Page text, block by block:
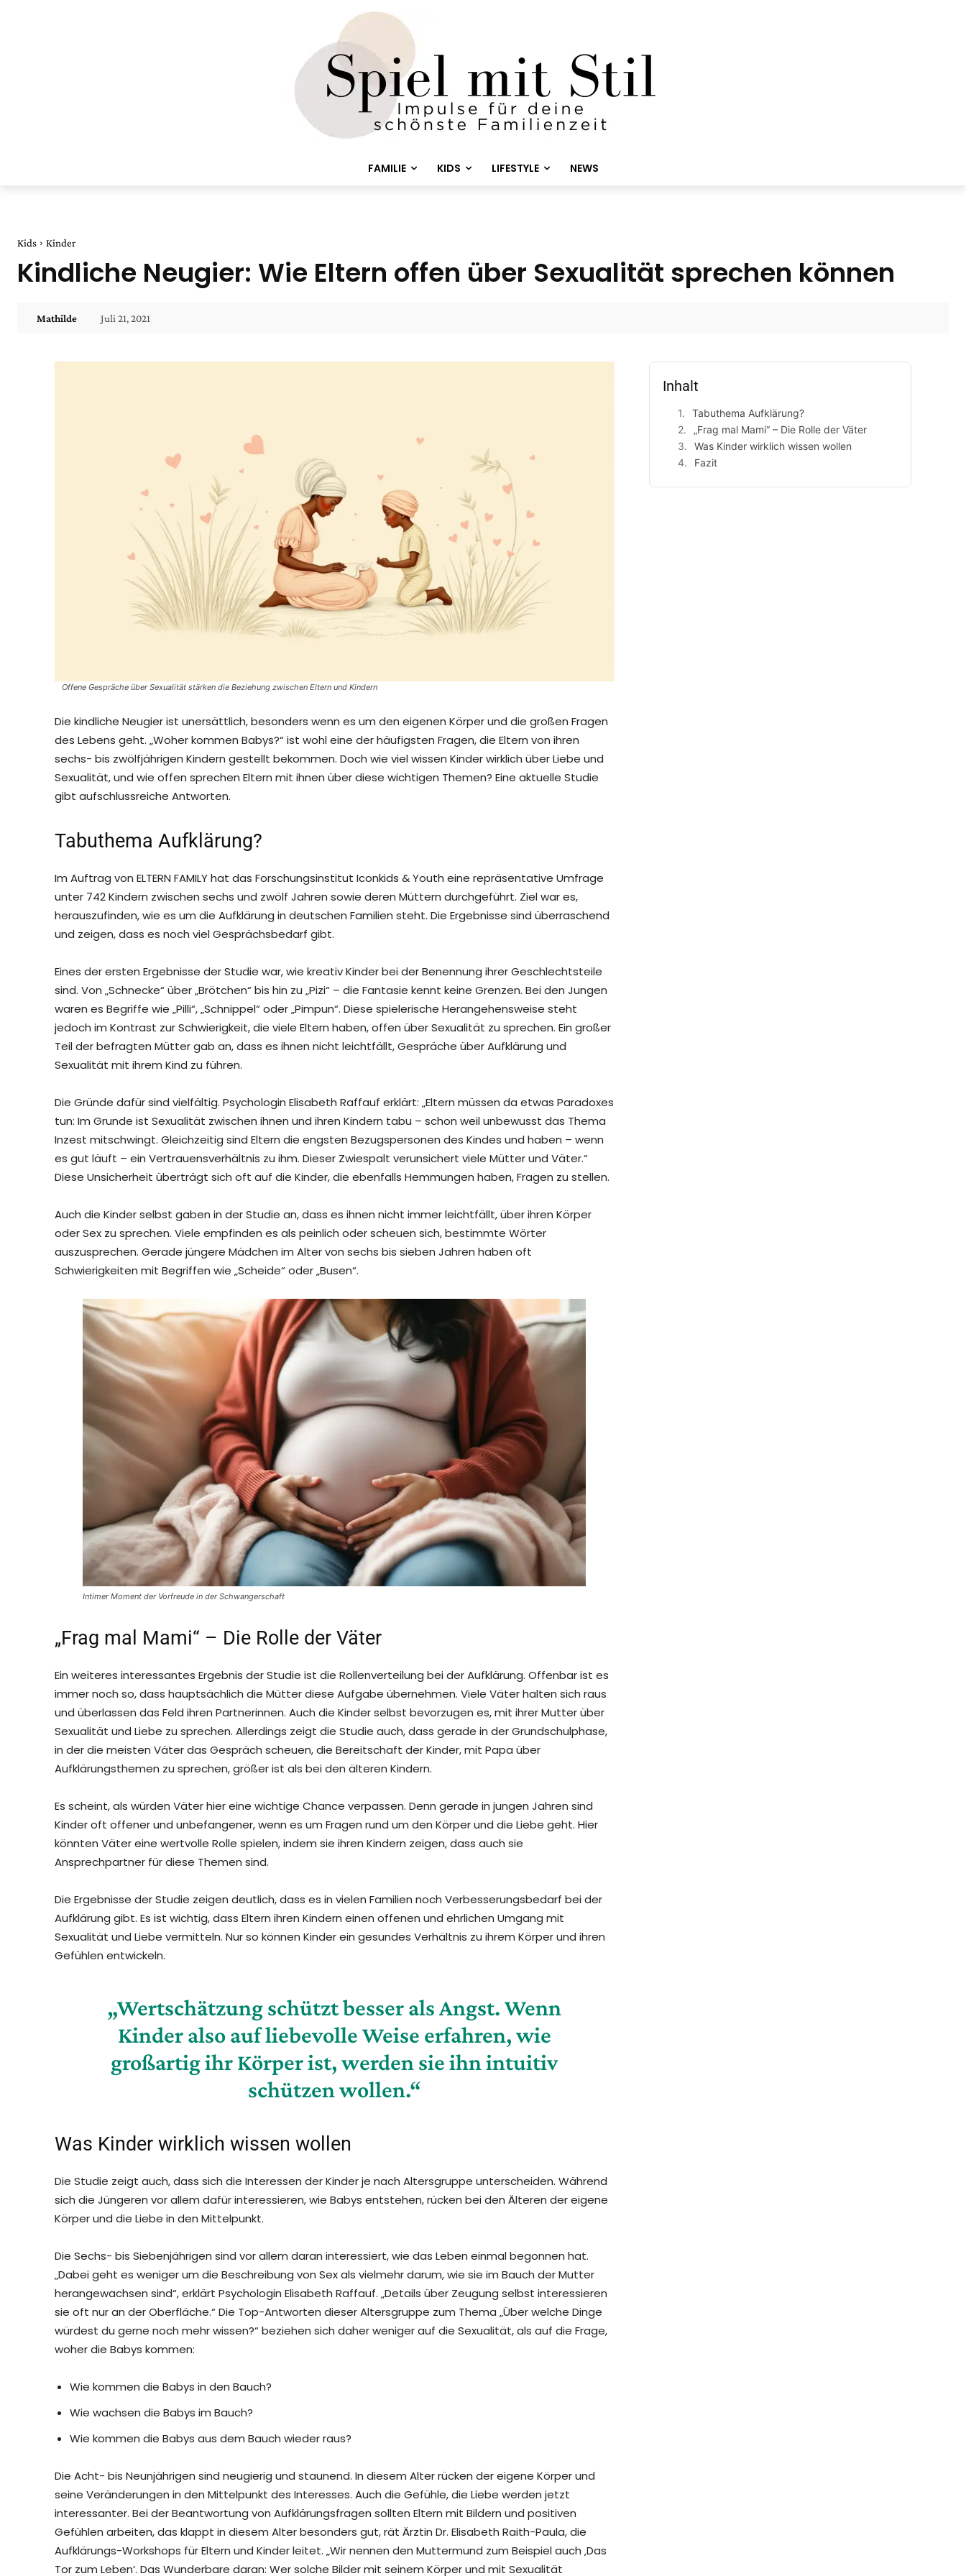
FAMILIE KIDS LIFESTYLE NEWS
Kids Kinder
Kindliche Neugier: Wie Eltern offen über Sexualität sprechen können
Mathilde Juli 21, 2021
Offene Gespräche über Sexualität stärken die Beziehung zwischen Eltern und Kindern
Die kindliche Neugier ist unersättlich, besonders wenn es um den eigenen Körper und die großen Fragen
des Lebens geht. „Woher kommen Babys?“ ist wohl eine der häufigsten Fragen, die Eltern von ihren
sechs- bis zwölfjährigen Kindern gestellt bekommen. Doch wie viel wissen Kinder wirklich über Liebe und
Sexualität, und wie offen sprechen Eltern mit ihnen über diese wichtigen Themen? Eine aktuelle Studie
gibt aufschlussreiche Antworten.
Tabuthema Aufklärung?
Im Auftrag von ELTERN FAMILY hat das Forschungsinstitut Iconkids & Youth eine repräsentative Umfrage
unter 742 Kindern zwischen sechs und zwölf Jahren sowie deren Müttern durchgeführt. Ziel war es,
herauszufinden, wie es um die Aufklärung in deutschen Familien steht. Die Ergebnisse sind überraschend
und zeigen, dass es noch viel Gesprächsbedarf gibt.
Eines der ersten Ergebnisse der Studie war, wie kreativ Kinder bei der Benennung ihrer Geschlechtsteile
sind. Von „Schnecke“ über „Brötchen“ bis hin zu „Pizi“ – die Fantasie kennt keine Grenzen. Bei den Jungen
waren es Begriffe wie „Pilli“, „Schnippel“ oder „Pimpun“. Diese spielerische Herangehensweise steht
jedoch im Kontrast zur Schwierigkeit, die viele Eltern haben, offen über Sexualität zu sprechen. Ein großer
Teil der befragten Mütter gab an, dass es ihnen nicht leichtfällt, Gespräche über Aufklärung und
Sexualität mit ihrem Kind zu führen.
Die Gründe dafür sind vielfältig. Psychologin Elisabeth Raffauf erklärt: „Eltern müssen da etwas Paradoxes
tun: Im Grunde ist Sexualität zwischen ihnen und ihren Kindern tabu – schon weil unbewusst das Thema
Inzest mitschwingt. Gleichzeitig sind Eltern die engsten Bezugspersonen des Kindes und haben – wenn
es gut läuft – ein Vertrauensverhältnis zu ihm. Dieser Zwiespalt verunsichert viele Mütter und Väter.“
Diese Unsicherheit überträgt sich oft auf die Kinder, die ebenfalls Hemmungen haben, Fragen zu stellen.
Auch die Kinder selbst gaben in der Studie an, dass es ihnen nicht immer leichtfällt, über ihren Körper
oder Sex zu sprechen. Viele empfinden es als peinlich oder scheuen sich, bestimmte Wörter
auszusprechen. Gerade jüngere Mädchen im Alter von sechs bis sieben Jahren haben oft
Schwierigkeiten mit Begriffen wie „Scheide“ oder „Busen“.
Intimer Moment der Vorfreude in der Schwangerschaft
„Frag mal Mami“ – Die Rolle der Väter
Ein weiteres interessantes Ergebnis der Studie ist die Rollenverteilung bei der Aufklärung. Offenbar ist es
immer noch so, dass hauptsächlich die Mütter diese Aufgabe übernehmen. Viele Väter halten sich raus
und überlassen das Feld ihren Partnerinnen. Auch die Kinder selbst bevorzugen es, mit ihrer Mutter über
Sexualität und Liebe zu sprechen. Allerdings zeigt die Studie auch, dass gerade in der Grundschulphase,
in der die meisten Väter das Gespräch scheuen, die Bereitschaft der Kinder, mit Papa über
Aufklärungsthemen zu sprechen, größer ist als bei den älteren Kindern.
Es scheint, als würden Väter hier eine wichtige Chance verpassen. Denn gerade in jungen Jahren sind
Kinder oft offener und unbefangener, wenn es um Fragen rund um den Körper und die Liebe geht. Hier
könnten Väter eine wertvolle Rolle spielen, indem sie ihren Kindern zeigen, dass auch sie
Ansprechpartner für diese Themen sind.
Die Ergebnisse der Studie zeigen deutlich, dass es in vielen Familien noch Verbesserungsbedarf bei der
Aufklärung gibt. Es ist wichtig, dass Eltern ihren Kindern einen offenen und ehrlichen Umgang mit
Sexualität und Liebe vermitteln. Nur so können Kinder ein gesundes Verhältnis zu ihrem Körper und ihren
Gefühlen entwickeln.
„Wertschätzung schützt besser als Angst. Wenn
Kinder also auf liebevolle Weise erfahren, wie
großartig ihr Körper ist, werden sie ihn intuitiv
schützen wollen.“
Was Kinder wirklich wissen wollen
Die Studie zeigt auch, dass sich die Interessen der Kinder je nach Altersgruppe unterscheiden. Während
sich die Jüngeren vor allem dafür interessieren, wie Babys entstehen, rücken bei den Älteren der eigene
Körper und die Liebe in den Mittelpunkt.
Die Sechs- bis Siebenjährigen sind vor allem daran interessiert, wie das Leben einmal begonnen hat.
„Dabei geht es weniger um die Beschreibung von Sex als vielmehr darum, wie sie im Bauch der Mutter
herangewachsen sind“, erklärt Psychologin Elisabeth Raffauf. „Details über Zeugung selbst interessieren
sie oft nur an der Oberfläche.“ Die Top-Antworten dieser Altersgruppe zum Thema „Über welche Dinge
würdest du gerne noch mehr wissen?“ beziehen sich daher weniger auf die Sexualität, als auf die Frage,
woher die Babys kommen:
Wie kommen die Babys in den Bauch?
Wie wachsen die Babys im Bauch?
Wie kommen die Babys aus dem Bauch wieder raus?
Die Acht- bis Neunjährigen sind neugierig und staunend. In diesem Alter rücken der eigene Körper und
seine Veränderungen in den Mittelpunkt des Interesses. Auch die Gefühle, die Liebe werden jetzt
interessanter. Bei der Beantwortung von Aufklärungsfragen sollten Eltern mit Bildern und positiven
Gefühlen arbeiten, das klappt in diesem Alter besonders gut, rät Ärztin Dr. Elisabeth Raith-Paula, die
Aufklärungs-Workshops für Eltern und Kinder leitet. „Wir nennen den Muttermund zum Beispiel auch ‚Das
Tor zum Leben‘. Das Wunderbare daran: Wer solche Bilder mit seinem Körper und mit Sexualität
Inhalt
Tabuthema Aufklärung?
„Frag mal Mami“ – Die Rolle der Väter
Was Kinder wirklich wissen wollen
Fazit